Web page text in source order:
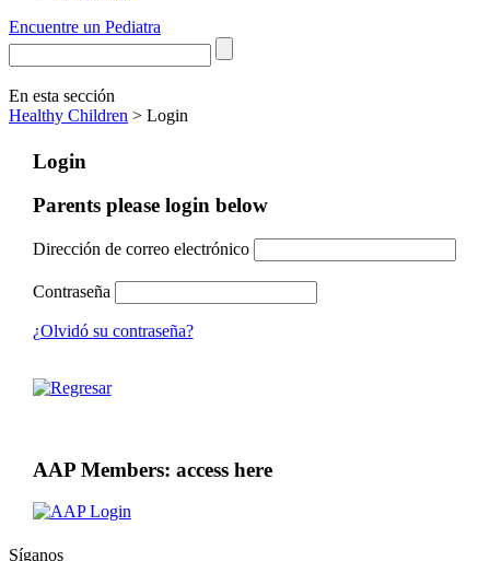
Encuentre un Pediatra
En esta sección
Healthy Children > Login
Login
Parents please login below
Dirección de correo electrónico
Contraseña
¿Olvidó su contraseña?
AAP Members: access here
Síganos